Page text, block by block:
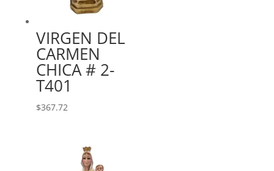
VIRGEN DEL
CARMEN
CHICA # 2-
T401
$367.72